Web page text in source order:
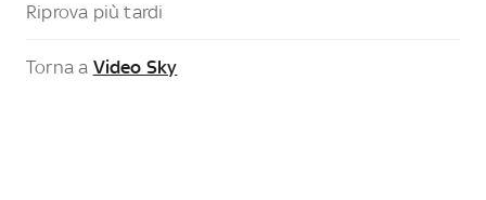
Riprova più tardi
Torna a Video Sky